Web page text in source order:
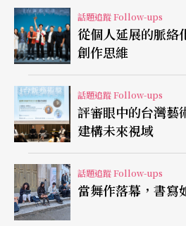
漫畫家二ノ宮知子原創的少女
夢》，原名《のだめカンター
惠》，故事內容筆者在此不加
編成為電視劇後，俊男美女的
趣無厘頭的劇情，不但在日本
更於二○○七年至二○○八年引
之狂熱現象，幾乎所有古典音
團到管樂團等等，每場音樂會
夢…」加持，而最有趣且弔詭
話題追蹤 Follow-ups
從個人延展的脈絡化 反映當下時
創作思維
話題追蹤 Follow-ups
評審眼中的台灣藝術基因
建構未來視域
話題追蹤 Follow-ups
當舞作落幕，書寫